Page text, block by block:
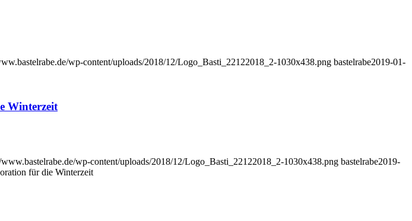
wp-content/uploads/2018/12/Logo_Basti_22122018_2-1030x438.png bastelrabe2019-01-
Winterzeit
wp-content/uploads/2018/12/Logo_Basti_22122018_2-1030x438.png bastelrabe2019-
für die Winterzeit